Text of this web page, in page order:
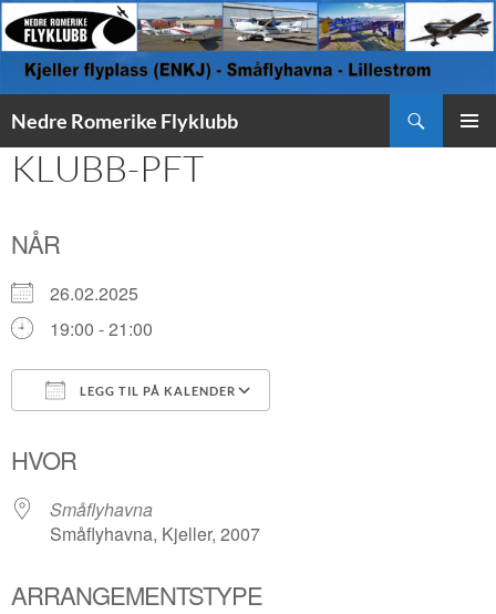
Nedre Romerike Flyklubb
TIL
INNHOLD
KLUBB-PFT
NÅR
26.02.2025
19:00 - 21:00
LEGG TIL PÅ KALENDER
HVOR
Småflyhavna
Småflyhavna, Kjeller, 2007
ARRANGEMENTSTYPE